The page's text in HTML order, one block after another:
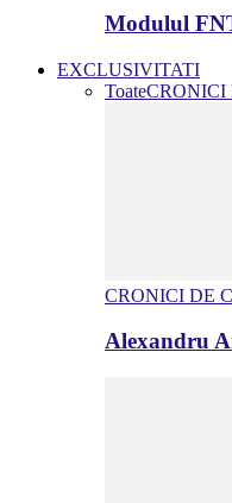
Modulul
EXCLUSIVITATI
ToateCRONICI
CRONICI DE
Alexandru